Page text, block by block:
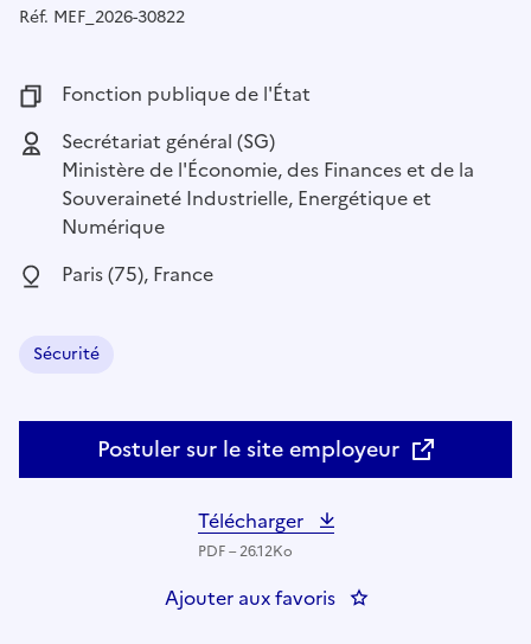
Réf. Référence :
MEF_2026-30822
Fonction publique :
Fonction publique de l'État
Employeur :
Secrétariat général (SG)
Ministère de l'Économie, des Finances et de la
Souveraineté Industrielle, Energétique et
Numérique
Localisation :
Paris (75), France
Domaine :
Sécurité
Postuler sur le site employeur
Télécharger
PDF – 26.12Ko
Ajouter aux favoris : SEC-GEN :